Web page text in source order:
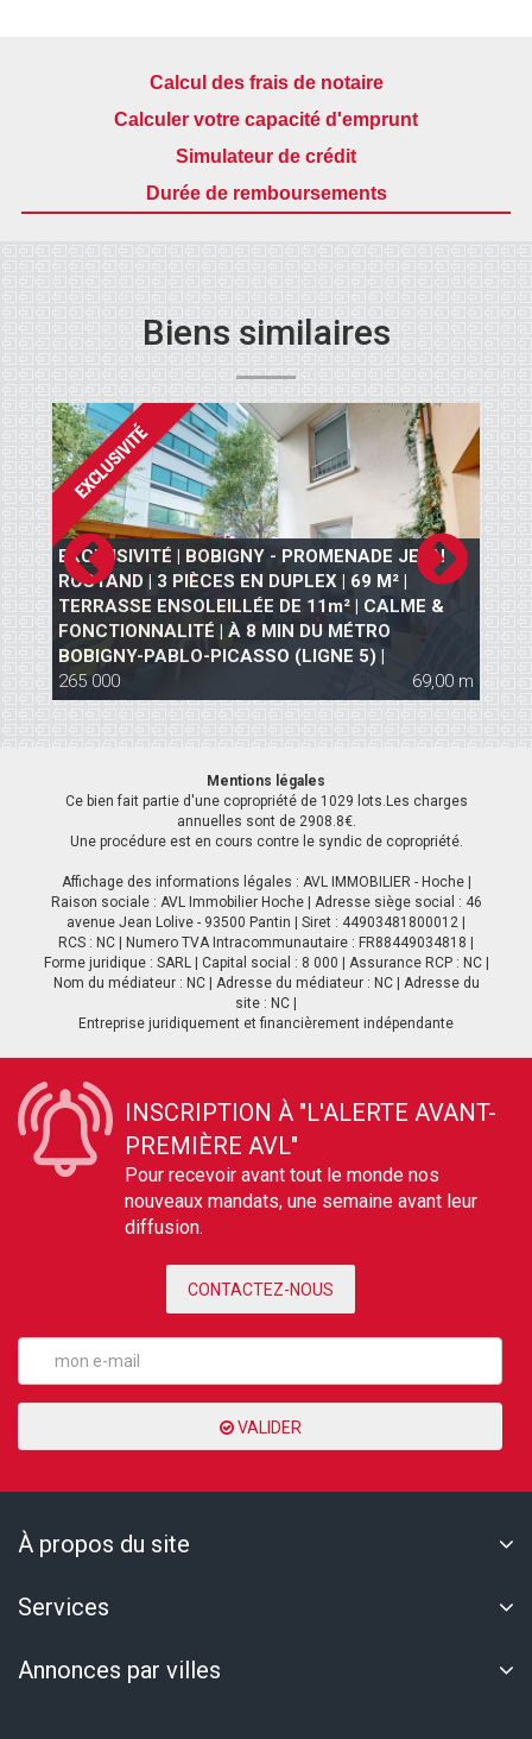
Calcul des frais de notaire
Calculer votre capacité d'emprunt
Simulateur de crédit
Durée de remboursements
Biens similaires
| BOBIGNY - PROMENADE JEAN
| 3 PIÈCES EN DUPLEX | 69 M² |
ENSOLEILLÉE DE 11m² | CALME &
| À 8 MIN DU MÉTRO
PABLO-PICASSO (LIGNE 5) |
PANTIN |
299 000
Mentions légales
Ce bien fait partie d'une copropriété de 1029 lots.Les charges
annuelles sont de 2908.8€.
Une procédure est en cours contre le syndic de copropriété.
Affichage des informations légales : AVL IMMOBILIER - Hoche |
Raison sociale : AVL Immobilier Hoche | Adresse siège social : 46
avenue Jean Lolive - 93500 Pantin | Siret : 44903481800012 |
RCS : NC | Numero TVA Intracommunautaire : FR88449034818 |
Forme juridique : SARL | Capital social : 8 000 | Assurance RCP : NC |
Nom du médiateur : NC | Adresse du médiateur : NC | Adresse du
site : NC |
Entreprise juridiquement et financièrement indépendante
INSCRIPTION À "L'ALERTE AVANT-
PREMIÈRE AVL"
Pour recevoir avant tout le monde nos
nouveaux mandats, une semaine avant leur
diffusion.
CONTACTEZ-NOUS
VALIDER
À propos du site
Services
Annonces par villes